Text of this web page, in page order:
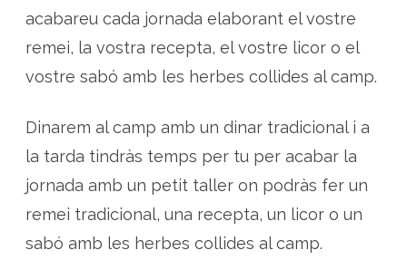
acabareu cada jornada elaborant el vostre
remei, la vostra recepta, el vostre licor o el
vostre sabó amb les herbes collides al camp.
Dinarem al camp amb un dinar tradicional i a
la tarda tindràs temps per tu per acabar la
jornada amb un petit taller on podràs fer un
remei tradicional, una recepta, un licor o un
sabó amb les herbes collides al camp.